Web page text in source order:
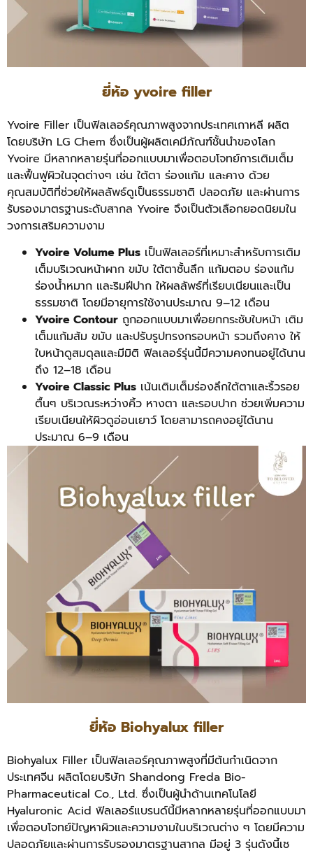
ยี่ห้อ yvoire filler
Yvoire Filler เป็นฟิลเลอร์คุณภาพสูงจากประเทศเกาหลี ผลิต
โดยบริษัท LG Chem ซึ่งเป็นผู้ผลิตเคมีภัณฑ์ชั้นนำของโลก
Yvoire มีหลากหลายรุ่นที่ออกแบบมาเพื่อตอบโจทย์การเติมเต็ม
และฟื้นฟูผิวในจุดต่างๆ เช่น ใต้ตา ร่องแก้ม และคาง ด้วย
คุณสมบัติที่ช่วยให้ผลลัพธ์ดูเป็นธรรมชาติ ปลอดภัย และผ่านการ
รับรองมาตรฐานระดับสากล Yvoire จึงเป็นตัวเลือกยอดนิยมใน
วงการเสริมความงาม
Yvoire Volume Plus เป็นฟิลเลอร์ที่เหมาะสำหรับการเติม
เต็มบริเวณหน้าผาก ขมับ ใต้ตาชั้นลึก แก้มตอบ ร่องแก้ม
ร่องน้ำหมาก และริมฝีปาก ให้ผลลัพธ์ที่เรียบเนียนและเป็น
ธรรมชาติ โดยมีอายุการใช้งานประมาณ 9–12 เดือน
Yvoire Contour ถูกออกแบบมาเพื่อยกกระชับใบหน้า เติม
เต็มแก้มส้ม ขมับ และปรับรูปทรงกรอบหน้า รวมถึงคาง ให้
ใบหน้าดูสมดุลและมีมิติ ฟิลเลอร์รุ่นนี้มีความคงทนอยู่ได้นาน
ถึง 12–18 เดือน
Yvoire Classic Plus เน้นเติมเต็มร่องลึกใต้ตาและริ้วรอย
ตื้นๆ บริเวณระหว่างคิ้ว หางตา และรอบปาก ช่วยเพิ่มความ
เรียบเนียนให้ผิวดูอ่อนเยาว์ โดยสามารถคงอยู่ได้นาน
ประมาณ 6–9 เดือน
ยี่ห้อ Biohyalux filler
Biohyalux Filler เป็นฟิลเลอร์คุณภาพสูงที่มีต้นกำเนิดจาก
ประเทศจีน ผลิตโดยบริษัท Shandong Freda Bio-
Pharmaceutical Co., Ltd. ซึ่งเป็นผู้นำด้านเทคโนโลยี
Hyaluronic Acid ฟิลเลอร์แบรนด์นี้มีหลากหลายรุ่นที่ออกแบบมา
เพื่อตอบโจทย์ปัญหาผิวและความงามในบริเวณต่าง ๆ โดยมีความ
ปลอดภัยและผ่านการรับรองมาตรฐานสากล มีอยู่ 3 รุ่นดังนี้เช